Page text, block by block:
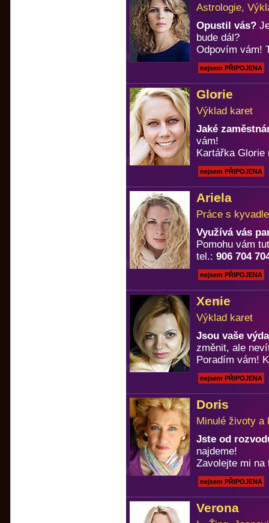
Astrologie,
Opustil vás?
bude dál?
Odpovím vám!
nejsem PŘIPOJENA
Glorie
Výklad karet
Jaké
vám!
Kartářka
nejsem PŘIPOJENA
Ariela
Práce s
Využívá vás
Pomohu vám
tel.: 906 704
nejsem PŘIPOJENA
Xenie
Výklad karet
Jsou vaše
změnit, ale
Poradím vám!
nejsem PŘIPOJENA
Doris
Minulé životy a
Jste od
najdeme!
Zavolejte mi
nejsem PŘIPOJENA
Verona